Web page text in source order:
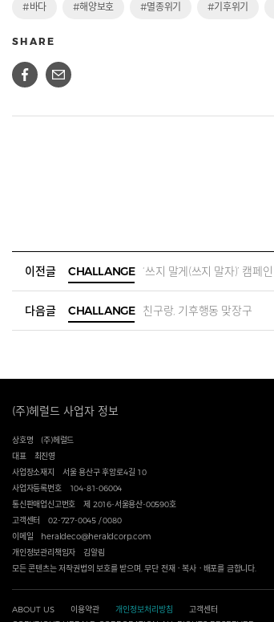
#바다 #해양보호 #멸종위기 #기후위기
SHARE
이전글 CHALLANGE ‘쓰지 말게(쓰지 말자)’ 캠페인
다음글 CHALLANGE 친구랑, 기후행동 맞장구
(주)헤럴드 사업자 정보
상호명
(주)헤럴드
대표
최진영
사업장소재지
서울 용산구 후암로4길 10
사업자등록번호
104-81-06004
통신판매업신고번호
제 2016-서울용산-00590호
고객센터
02-727-0045 / 0080
이메일
heraldeco@heraldcorp.com
개인정보관리책임자
김알림
모든 콘텐츠는 저작권법의 보호를 받으며, 무단 전재ㆍ복사ㆍ배포를 금합니다.
ABOUT US 이용약관 개인정보처리방침
고객센터